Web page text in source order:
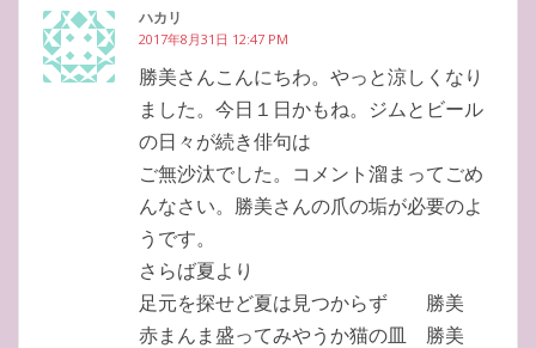
ハカリ
2017年8月31日 12:47 PM
勝美さんこんにちわ。やっと涼しくなり
ました。今日１日かもね。ジムとビール
の日々が続き俳句は
ご無沙汰でした。コメント溜まってごめ
んなさい。勝美さんの爪の垢が必要のよ
うです。
さらば夏より
足元を探せど夏は見つからず 勝美
赤まんま盛ってみやうか猫の皿 勝美